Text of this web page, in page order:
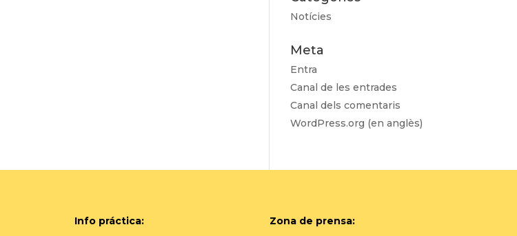
Notícies
Meta
Entra
Canal de les entrades
Canal dels comentaris
WordPress.org (en anglès)
Info práctica: Zona de prensa: